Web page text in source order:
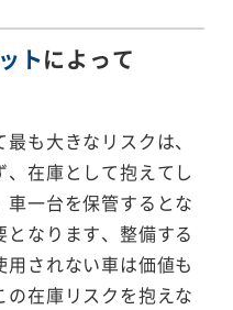
トによって
も大きなリスクは、
在庫として抱えてし
車一台を保管するとな
なります、整備する
されない車は価値も
在庫リスクを抱えな